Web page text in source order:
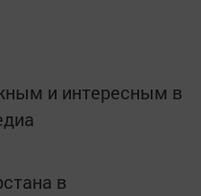
и интересным в
в